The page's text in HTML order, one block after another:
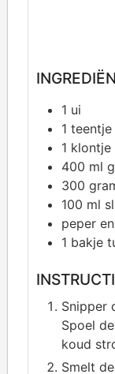
1 ui
1
1
400 ml
300
100 ml
peper
1 bakje
Snipper
Spoel
koud
Smelt